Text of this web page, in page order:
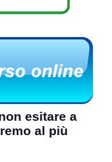
esitare a
al più